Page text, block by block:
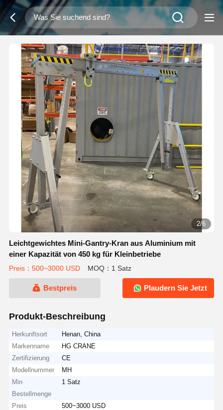
2/6
Leichtgewichtes Mini-Gantry-Kran aus Aluminium mit
einer Kapazität von 450 kg für Kleinbetriebe
Preis：500~3000 USD MOQ：1 Satz
Bestpreis Plaudern Sie Jetzt
Produkt-Beschreibung
Herkunftsort
Henan, China
Markenname
HG CRANE
Zertifizierung
CE
Modellnummer
MH
Min
Bestellmenge
1 Satz
Preis
500~3000 USD